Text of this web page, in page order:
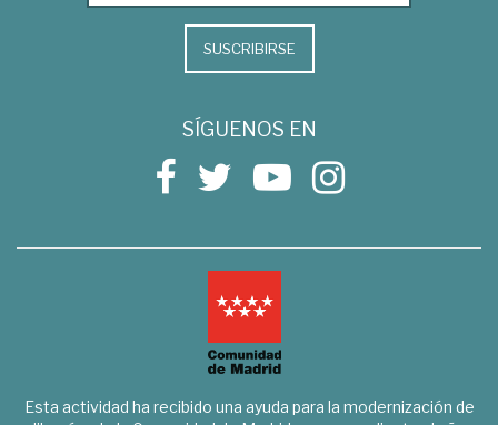
SUSCRIBIRSE
SÍGUENOS EN
Esta actividad ha recibido una ayuda para la modernización de